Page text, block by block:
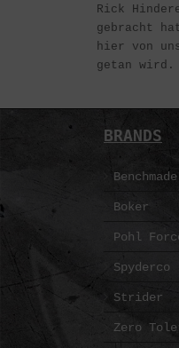
Rick
gebracht
hier von
getan
BRANDS
Benchmade
Boker
Pohl
Spyderco
Strider
Zero